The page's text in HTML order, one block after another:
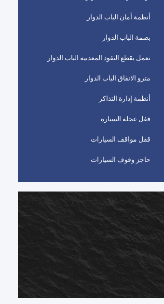
أنظمة أمان الباب الدوار
بصمة الباب الدوار
تعمل بقطع النقود المعدنية الباب الدوار
مترو الانفاق الباب الدوار
أنظمة إدارة التذاكر
قفل عجلة السيارة
قفل مواقف السيارات
حاجز وقوف السيارات